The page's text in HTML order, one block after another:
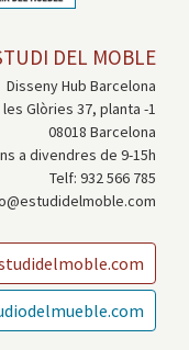
DEL MOBLE
Disseny Hub Barcelona
les Glòries 37, planta -1
08018 Barcelona
a divendres de 9-15h
Telf: 932 566 785